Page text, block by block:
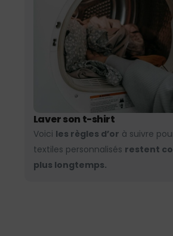
Laver son t-shirt
Voici les règles d’or à suivre
textiles personnalisés restent
plus longtemps.